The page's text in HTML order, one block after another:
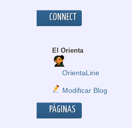
CONNECT
El Orienta
OrientaLine
Modificar Blog
PÁGINAS